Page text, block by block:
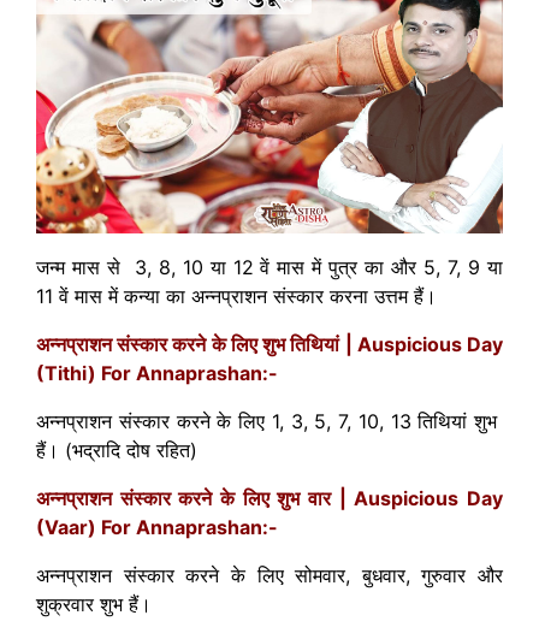
जन्म मास से 3, 8, 10 या 12 वें मास में पुत्र का और 5, 7, 9 या
11 वें मास में कन्या का अन्नप्राशन संस्कार करना उत्तम हैं।
अन्नप्राशन संस्कार करने के लिए शुभ तिथियां | Auspicious Day
(Tithi) For Annaprashan:-
अन्नप्राशन संस्कार करने के लिए 1, 3, 5, 7, 10, 13 तिथियां शुभ
हैं। (भद्रादि दोष रहित)
अन्नप्राशन संस्कार करने के लिए शुभ वार | Auspicious Day
(Vaar) For Annaprashan:-
अन्नप्राशन संस्कार करने के लिए सोमवार, बुधवार, गुरुवार और
शुक्रवार शुभ हैं।